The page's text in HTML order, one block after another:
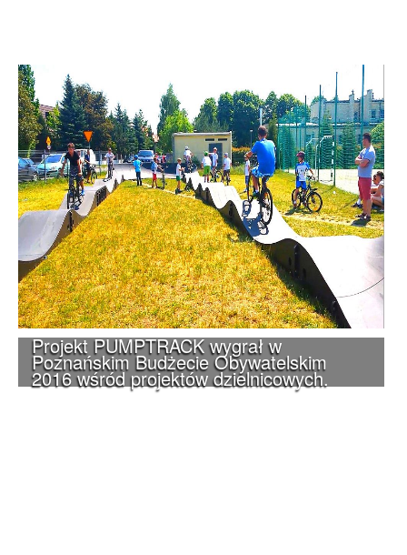
Projekt PUMPTRACK wygrał w
Poznańskim Budżecie Obywatelskim
2016 wśród projektów dzielnicowych.